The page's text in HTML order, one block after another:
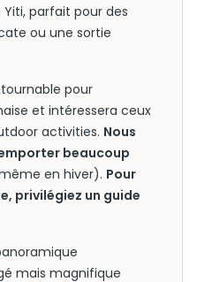
parfait pour des
ou une sortie
pour
et intéressera ceux
activities. Nous
beaucoup
en hiver). Pour
privilégiez un guide
mais magnifique